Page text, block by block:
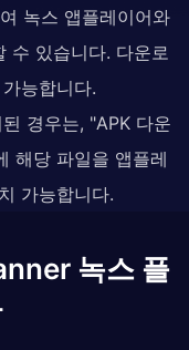
녹스 앱플레이어와
수 있습니다. 다운로
능합니다.
경우는, "APK 다운
해당 파일을 앱플레
가능합니다.
녹스 플